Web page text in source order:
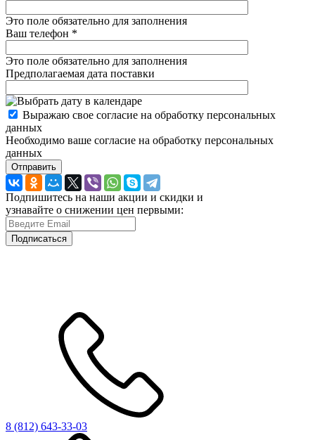
Это поле обязательно для заполнения
Ваш телефон *
Это поле обязательно для заполнения
Предполагаемая дата поставки
Выражаю свое согласие на обработку персональных
данных
Необходимо ваше согласие на обработку персональных
данных
Отправить
Подпишитесь на наши акции и скидки и
узнавайте о снижении цен первыми:
Подписаться
8 (812) 643-33-03